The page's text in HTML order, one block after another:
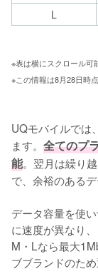
L
※表は横にスクロール可
※この情報は8月28日時点
UQモバイルでは
ます。 全てのプ
能。翌月は繰り
で、余裕のあるデ
データ容量を使
に速度が異なり
M・Lなら最大
ブブランドのた